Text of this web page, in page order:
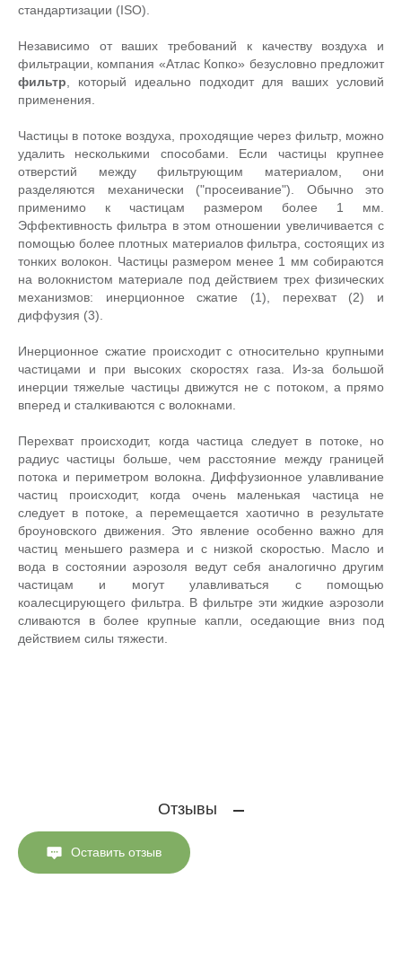
стандартизации (ISO).
Независимо от ваших требований к качеству воздуха и
фильтрации, компания «Атлас Копко» безусловно предложит
фильтр , который идеально подходит для ваших условий
применения.
Частицы в потоке воздуха, проходящие через фильтр, можно
удалить несколькими способами. Если частицы крупнее
отверстий между фильтрующим материалом, они
разделяются механически ("просеивание"). Обычно это
применимо к частицам размером более 1 мм.
Эффективность фильтра в этом отношении увеличивается с
помощью более плотных материалов фильтра, состоящих из
тонких волокон. Частицы размером менее 1 мм собираются
на волокнистом материале под действием трех физических
механизмов: инерционное сжатие (1), перехват (2) и
диффузия (3).
Инерционное сжатие происходит с относительно крупными
частицами и при высоких скоростях газа. Из-за большой
инерции тяжелые частицы движутся не с потоком, а прямо
вперед и сталкиваются с волокнами.
Перехват происходит, когда частица следует в потоке, но
радиус частицы больше, чем расстояние между границей
потока и периметром волокна. Диффузионное улавливание
частиц происходит, когда очень маленькая частица не
следует в потоке, а перемещается хаотично в результате
броуновского движения. Это явление особенно важно для
частиц меньшего размера и с низкой скоростью. Масло и
вода в состоянии аэрозоля ведут себя аналогично другим
частицам и могут улавливаться с помощью
коалесцирующего фильтра. В фильтре эти жидкие аэрозоли
сливаются в более крупные капли, оседающие вниз под
действием силы тяжести.
Отзывы
Оставить отзыв